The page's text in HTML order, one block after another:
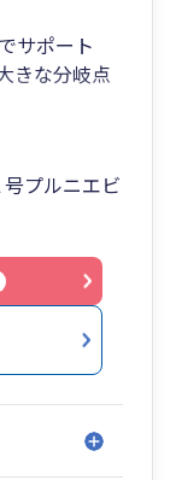
サポート
きな分岐点
も前を向い
そんな存在
、最高のサ
プルニエビ